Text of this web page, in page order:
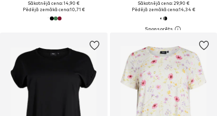
Sākotnējā cena: 14,90 €
Pēdējā zemākā cena:10,71 €
Sākotnējā cena: 29,90 €
Pēdējā zemākā cena:14,34 €